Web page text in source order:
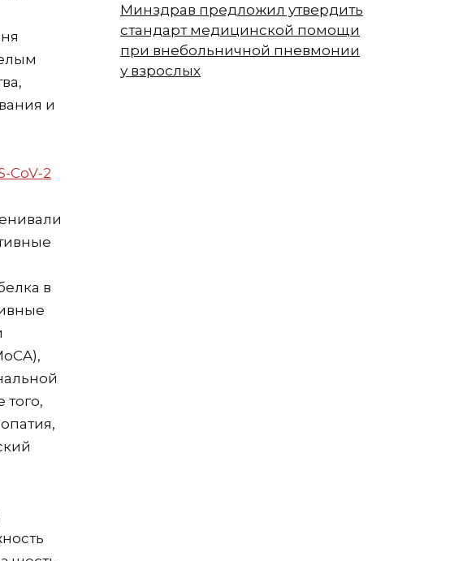
и
в
Минздрав предложил утвердить
стандарт медицинской помощи
при внебольничной пневмонии
у взрослых